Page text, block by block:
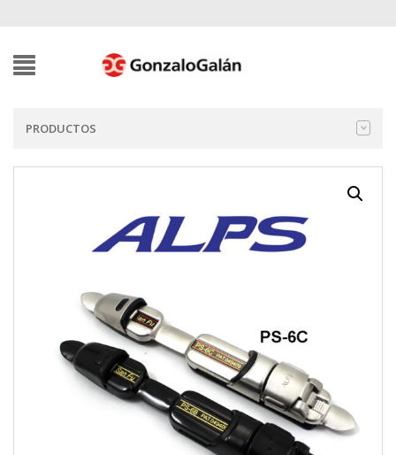
PRODUCTOS